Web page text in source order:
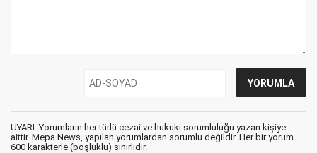
UYARI: Yorumların her türlü cezai ve hukuki sorumluluğu yazan kişiye
aittir. Mepa News, yapılan yorumlardan sorumlu değildir. Her bir yorum
600 karakterle (boşluklu) sınırlıdır.